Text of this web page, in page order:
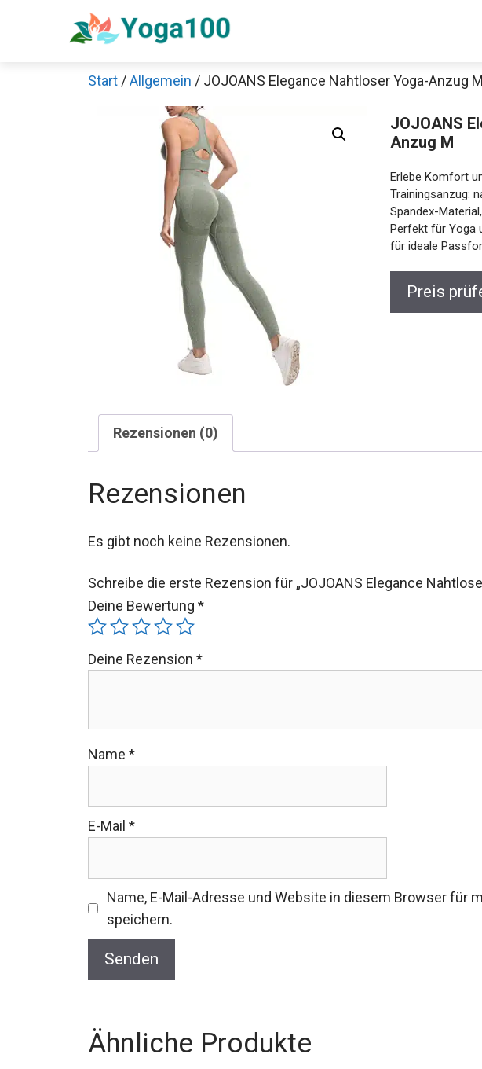
Start /Allgemein / JOJOANS Elegance Nahtloser Yoga-Anzug M
JOJOANS
Anzug M
Erlebe Komfort
Trainingsanzug:
Spandex-
Perfekt für Yoga
für ideale
Preis
Rezensionen (0)
Rezensionen
Es gibt noch keine Rezensionen.
Schreibe die erste Rezension für „JOJOANS Elegance
Deine Bewertung *
Deine Rezension *
Name *
E-Mail *
Name, E-Mail-Adresse und Website in diesem Browser für
speichern.
Ähnliche Produkte